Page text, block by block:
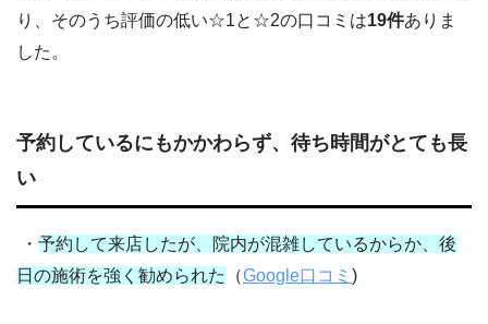
り、そのうち評価の低い☆1と☆2の口コミは19件ありま
した。
予約しているにもかかわらず、待ち時間がとても長
い
・ 予約して来店したが、院内が混雑しているからか、後
日の施術を強く勧められた
（Google口コミ )